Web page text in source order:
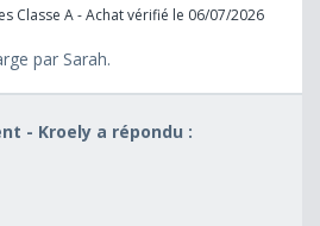
Classe A - Achat vérifié le 06/07/2026
par Sarah.
- Kroely a répondu :